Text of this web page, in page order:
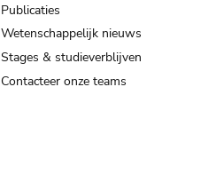
Publicaties
Wetenschappelijk nieuws
Stages & studieverblijven
Contacteer onze teams